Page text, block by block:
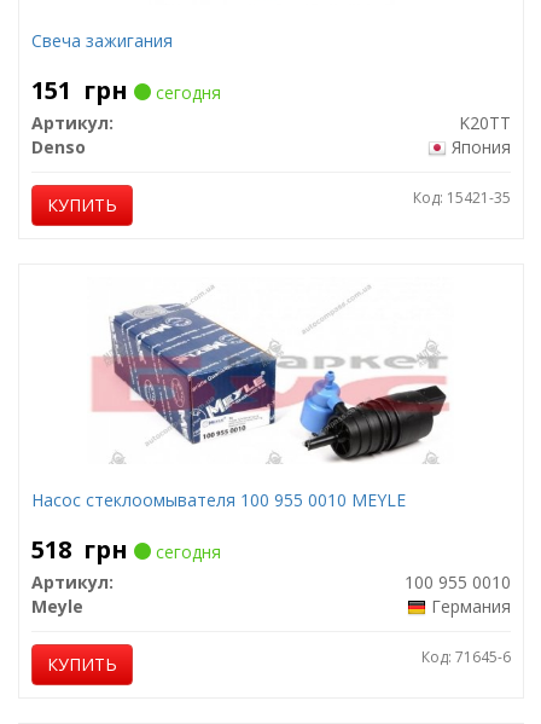
Свеча зажигания
151 грн
сегодня
Артикул:
K20TT
Denso
Япония
КУПИТЬ Код: 15421-35
Насос стеклоомывателя 100 955 0010 MEYLE
518 грн
сегодня
Артикул:
100 955 0010
Meyle
Германия
КУПИТЬ Код: 71645-6